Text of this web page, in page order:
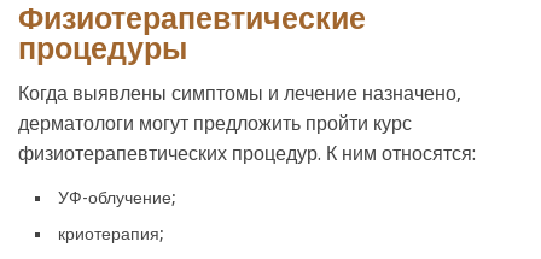
Физиотерапевтические
процедуры
Когда выявлены симптомы и лечение назначено,
дерматологи могут предложить пройти курс
физиотерапевтических процедур. К ним относятся:
УФ-облучение;
криотерапия;